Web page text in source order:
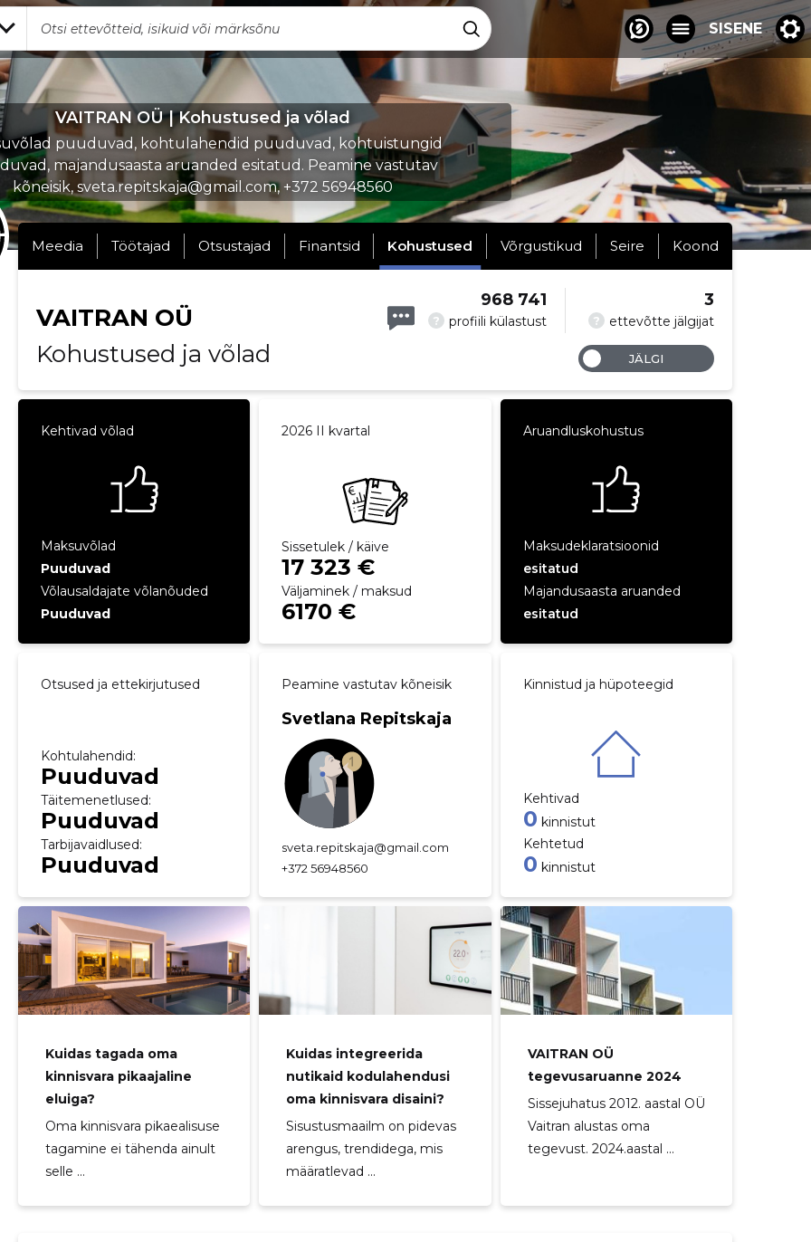
SISENE
VAITRAN OÜ | Kohustused ja võlad
puuduvad, kohtulahendid puuduvad, kohtuistungid
majandusaasta aruanded esitatud. Peamine vastutav
kõneisik, sveta.repitskaja@gmail.com, +372 56948560
Meedia Töötajad Otsustajad Finantsid Kohustused Võrgustikud Seire Koond
VAITRAN OÜ
Kohustused ja võlad
? profiili külastust
968 741
? ettevõtte jälgijat
3
JÄLGI
Kehtivad võlad
Maksuvõlad
Puuduvad
Võlausaldajate võlanõuded
Puuduvad
2026 II kvartal
Sissetulek / käive
17 323 €
Väljaminek / maksud
6170 €
Aruandluskohustus
Maksudeklaratsioonid
esitatud
Majandusaasta aruanded
esitatud
Otsused ja ettekirjutused
Kohtulahendid:
Puuduvad
Täitemenetlused:
Puuduvad
Tarbijavaidlused:
Puuduvad
Peamine vastutav kõneisik
Svetlana Repitskaja
sveta.repitskaja@gmail.com
+372 56948560
Kinnistud ja hüpoteegid
Kehtivad
0 kinnistut
Kehtetud
0 kinnistut
Kuidas tagada oma
kinnisvara pikaajaline
eluiga?
Oma kinnisvara pikaealisuse
tagamine ei tähenda ainult
selle ...
Kuidas integreerida
nutikaid kodulahendusi
oma kinnisvara disaini?
Sisustusmaailm on pidevas
arengus, trendidega, mis
määratlevad ...
VAITRAN OÜ
tegevusaruanne 2024
Sissejuhatus 2012. aastal OÜ
Vaitran alustas oma
tegevust. 2024.aastal ...